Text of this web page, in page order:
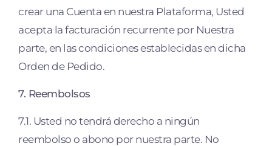
crear una Cuenta en nuestra Plataforma, Usted
acepta la facturación recurrente por Nuestra
parte, en las condiciones establecidas en dicha
Orden de Pedido.
7. Reembolsos
7.1. Usted no tendrá derecho a ningún
reembolso o abono por nuestra parte. No